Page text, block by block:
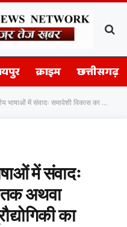
क्राइम छत्तीसगढ़
विकास का द्योतक अथवा जनजातीय गरिमा को प्रौद्योगिकी का समर्थन
में संवादः
अथवा
का